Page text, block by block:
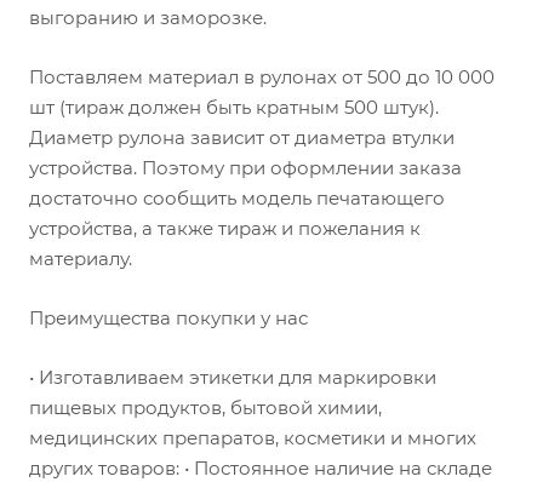
выгоранию и заморозке.
Поставляем материал в рулонах от 500 до 10 000
шт (тираж должен быть кратным 500 штук).
Диаметр рулона зависит от диаметра втулки
устройства. Поэтому при оформлении заказа
достаточно сообщить модель печатающего
устройства, а также тираж и пожелания к
материалу.
Преимущества покупки у нас
• Изготавливаем этикетки для маркировки
пищевых продуктов, бытовой химии,
медицинских препаратов, косметики и многих
других товаров: • Постоянное наличие на складе